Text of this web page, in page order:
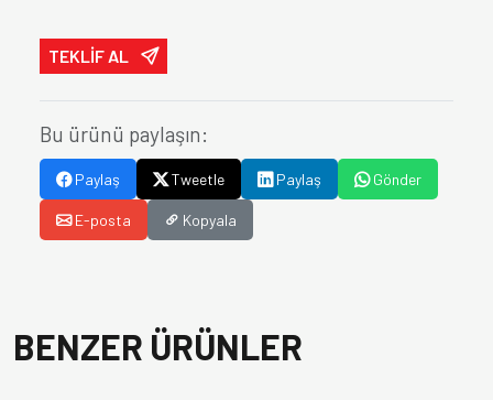
TEKLİF AL
Bu ürünü paylaşın:
Paylaş Tweetle Paylaş Gönder
E-posta Kopyala
BENZER ÜRÜNLER